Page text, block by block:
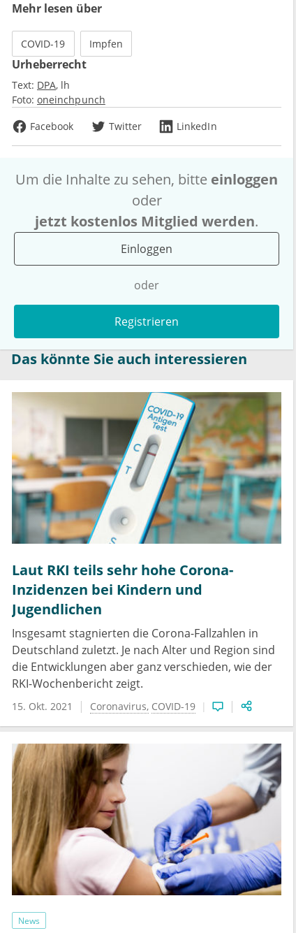
Mehr lesen über
COVID-19 Impfen
Urheberrecht
Text: DPA lh
Foto: oneinchpunch
Facebook
Twitter LinkedIn
Um die Inhalte zu sehen, bitte einloggen
oder
jetzt kostenlos Mitglied werden.
Einloggen
oder
Registrieren
Das könnte Sie auch interessieren
Laut RKI teils sehr hohe Corona-
Inzidenzen bei Kindern und
Jugendlichen
Insgesamt stagnierten die Corona-Fallzahlen in
Deutschland zuletzt. Je nach Alter und Region sind
die Entwicklungen aber ganz verschieden, wie der
RKI-Wochenbericht zeigt.
15. Okt. 2021 Coronavirus COVID-19
News